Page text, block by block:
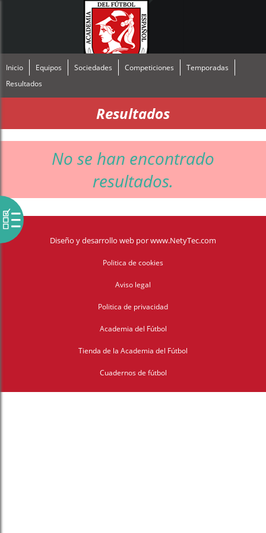
Inicio Equipos Sociedades Competiciones
Temporadas
Resultados
Resultados
No se han encontrado
resultados.
Diseño y desarrollo web porwww.NetyTec.com
Politica de cookies
Aviso legal
Politica de privacidad
Academia del Fútbol
Tienda de la Academia del Fútbol
Cuadernos de fútbol